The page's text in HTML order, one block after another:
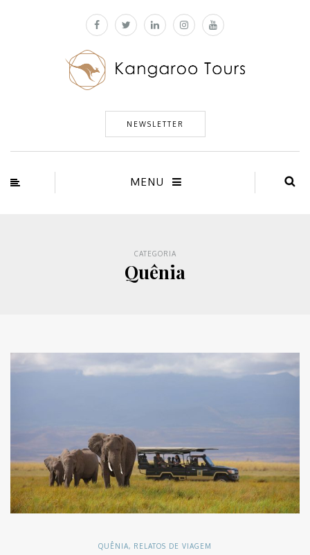
NEWSLETTER
MENU
CATEGORIA
Quênia
QUÊNIA, RELATOS DE VIAGEM